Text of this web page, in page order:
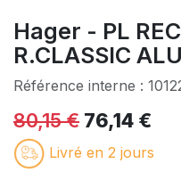
Hager - PL
R.CLASSIC
Référence interne :
80,15€ 76,14 €
Livré en 2 jours